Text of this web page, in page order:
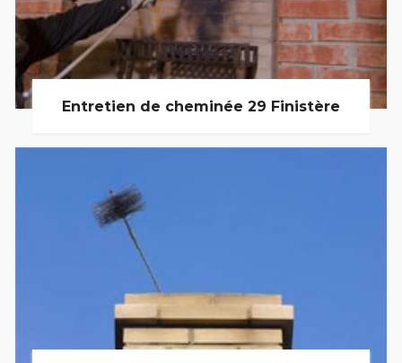
Entretien de cheminée 29 Finistère